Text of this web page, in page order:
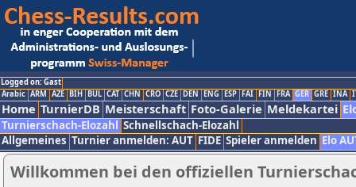
Logged on: Gast
Arabic ARM AZE BIH BUL CAT CHN CRO CZE DEN ENG ESP FAI FIN FRA GER GRE INA
Home TurnierDB Meisterschaft Foto-Galerie Meldekartei
Turnierschach-Elozahl Schnellschach-Elozahl
Allgemeines Turnier anmelden: AUT FIDE Spieler anmelden Elo
Willkommen bei den offiziellen